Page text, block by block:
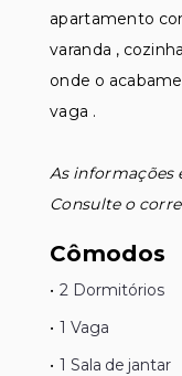
apartamento
varanda ,
onde o
vaga .
As informações
Consulte o
Cômodos
• 2 Dormitórios
• 1 Vaga
• 1 Sala de jantar